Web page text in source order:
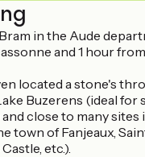
in the Aude
and 1 hour
located a stone's
Buzerens (ideal for
and close to many sites
town of Fanjeaux,
etc.).